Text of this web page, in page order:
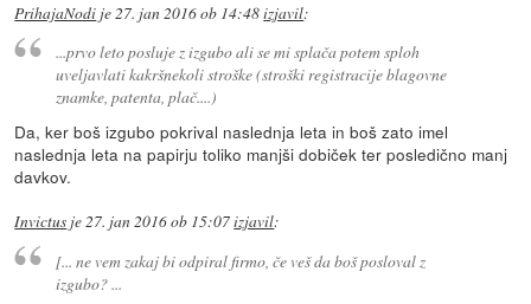
PrihajaNodi je27. jan 2016 ob 14:48izjavil:
...prvo leto posluje z izgubo ali se mi splača potem sploh
uveljavlati kakršnekoli stroške (stroški registracije blagovne
znamke, patenta, plač....)
Da, ker boš izgubo pokrival naslednja leta in boš zato imel
naslednja leta na papirju toliko manjši dobiček ter posledično manj
davkov.
Invictus je27. jan 2016 ob 15:07izjavil:
[... ne vem zakaj bi odpiral firmo, če veš da boš posloval z
izgubo? ...